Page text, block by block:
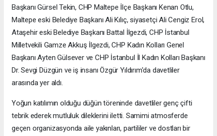
Başkanı Gürsel Tekin, CHP Maltepe İlçe Başkanı Kenan Otlu,
Maltepe eski Belediye Başkanı Ali Kılıç, siyasetçi Ali Cengiz Erol,
Ataşehir eski Belediye Başkanı Battal İlgezdi, CHP İstanbul
Milletvekili Gamze Akkuş İlgezdi, CHP Kadın Kolları Genel
Başkanı Ayten Gülsever ve CHP İstanbul İl Kadın Kolları Başkanı
Dr. Sevgi Düzgün ve iş insanı Özgür Yıldırım'da davetliler
arasında yer aldı.
Yoğun katılımın olduğu düğün töreninde davetliler genç çifti
tebrik ederek mutluluk dileklerini iletti. Samimi atmosferde
geçen organizasyonda aile yakınları, partililer ve dostları bir